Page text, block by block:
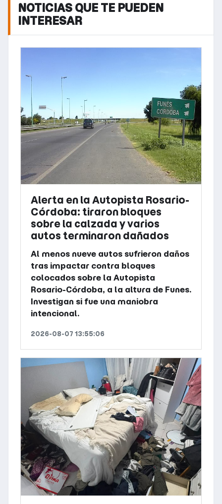
NOTICIAS QUE TE PUEDEN
INTERESAR
Alerta en la Autopista Rosario-
Córdoba: tiraron bloques
sobre la calzada y varios
autos terminaron dañados
Al menos nueve autos sufrieron daños
tras impactar contra bloques
colocados sobre la Autopista
Rosario-Córdoba, a la altura de Funes.
Investigan si fue una maniobra
intencional.
2026-08-07 13:55:06